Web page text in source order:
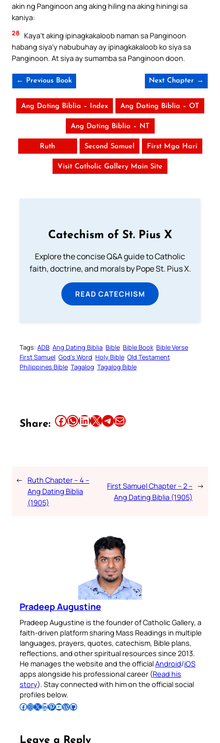
akin ng Panginoon ang aking hiling na aking hiningi sa
kaniya:
28
Kaya’t aking ipinagkakaloob naman sa Panginoon
habang siya’y nabubuhay ay ipinagkakaloob ko siya sa
Panginoon. At siya ay sumamba sa Panginoon doon.
← Previous Book Next Chapter →
Ang Dating Biblia – Index Ang Dating Biblia – OT
Ang Dating Biblia – NT
Ruth Second Samuel First Mga Hari
Visit Catholic Gallery Main Site
Catechism of St. Pius X
Explore the concise Q&A guide to Catholic
faith, doctrine, and morals by Pope St. Pius X.
READ CATECHISM
Tags: ADB Ang Dating Biblia Bible Bible Book Bible Verse
First Samuel God’s Word Holy Bible Old Testament
Philippines Bible Tagalog Tagalog Bible
Share: Share this article on Facebook Share this article on WhatsApp Share this article on LinkedIn Share this article on X Share this article on TelegramEmail this Article
← Ruth Chapter – 4 –
Ang Dating Biblia
(1905)
First Samuel Chapter – 2 –
Ang Dating Biblia (1905)
→
Pradeep Augustine
Pradeep Augustine is the founder of Catholic Gallery, a
faith-driven platform sharing Mass Readings in multiple
languages, prayers, quotes, catechism, Bible plans,
reflections, and other spiritual resources since 2013.
He manages the website and the officialAndroid/iOS
apps alongside his professional career (Read his
story). Stay connected with him on the official social
profiles below.
Follow Pradeep on Facebook Follow Pradeep on InstagramFollow Pradeep on X Follow Pradeep on LinkedIn Follow Pradeep on Pinterest Subscribe to Pradeep’s Youtube Channel Follow Pradeep on WordPress Follow Pradeep on GitHub
Leave a Reply